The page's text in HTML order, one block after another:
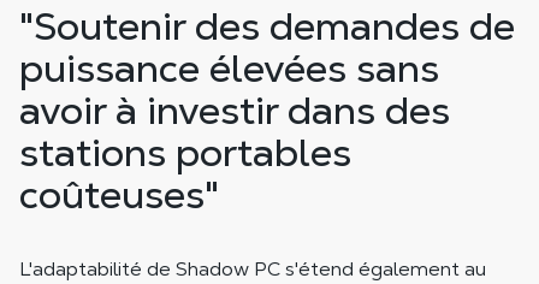
"Soutenir des demandes de
puissance élevées sans
avoir à investir dans des
stations portables
coûteuses"
L'adaptabilité de Shadow PC s'étend également au